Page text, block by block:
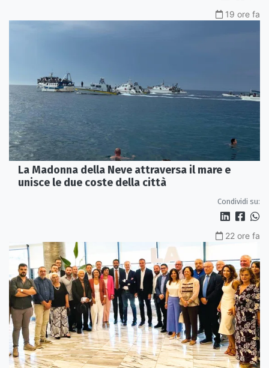
19 ore fa
La Madonna della Neve attraversa il mare e
unisce le due coste della città
Condividi su:
22 ore fa